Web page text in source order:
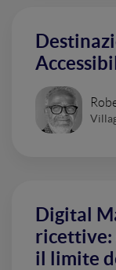
Digital
il limite